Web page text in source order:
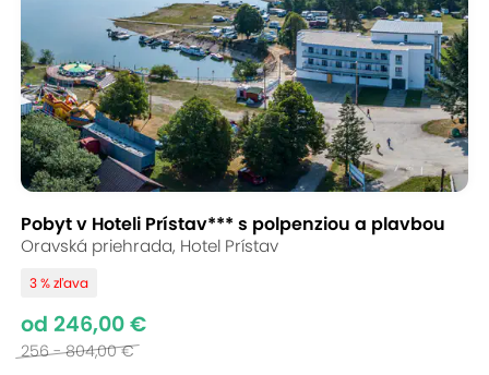
Pobyt v Hoteli Prístav*** s polpenziou a plavbou
Oravská priehrada, Hotel Prístav
3 % zľava
od 246,00 €
256 - 804,00 €